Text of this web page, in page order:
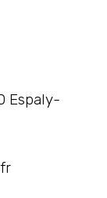
Espaly-